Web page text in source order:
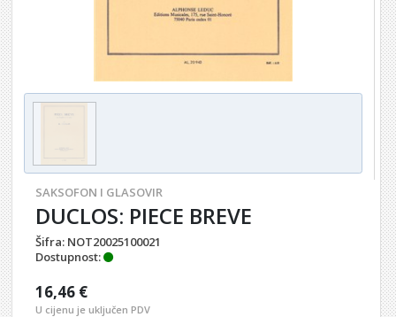
SAKSOFON I GLASOVIR
DUCLOS: PIECE BREVE
Šifra: NOT20025100021
Dostupnost:
16,46 €
U cijenu je uključen PDV